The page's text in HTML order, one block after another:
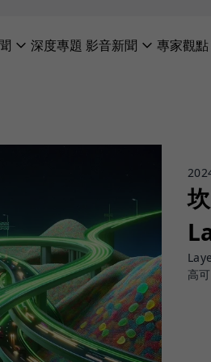
深度專題 影音新聞 專家觀點
高